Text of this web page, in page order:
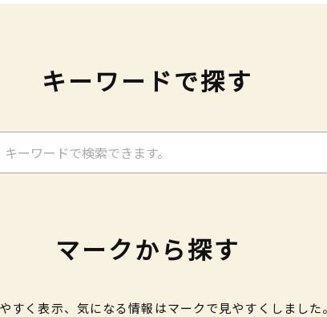
キーワードで探す
マークから探す
すく表示、気になる情報はマークで見やすくしまし